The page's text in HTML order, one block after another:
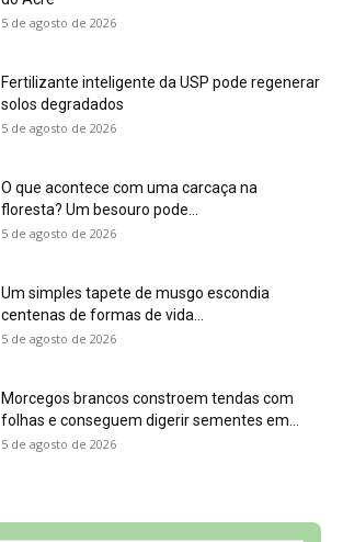
5 de agosto de 2026
Fertilizante inteligente da USP pode regenerar
solos degradados
5 de agosto de 2026
O que acontece com uma carcaça na
floresta? Um besouro pode...
5 de agosto de 2026
Um simples tapete de musgo escondia
centenas de formas de vida...
5 de agosto de 2026
Morcegos brancos constroem tendas com
folhas e conseguem digerir sementes em...
5 de agosto de 2026